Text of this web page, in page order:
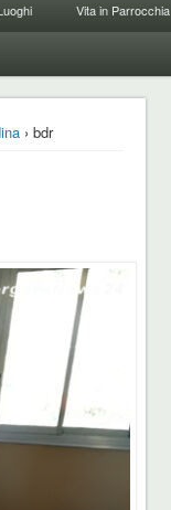
Vita in Parrocchia
› bdr